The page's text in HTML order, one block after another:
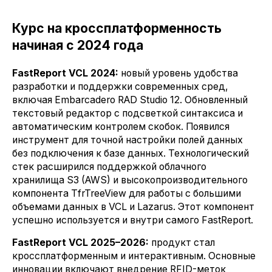
Курс на кроссплатформенность
начиная с 2024 года
FastReport VCL 2024: новый уровень удобства
разработки и поддержки современных сред,
включая Embarcadero RAD Studio 12. Обновленный
текстовый редактор с подсветкой синтаксиса и
автоматическим контролем скобок. Появился
инструмент для точной настройки полей данных
без подключения к базе данных. Технологический
стек расширился поддержкой облачного
хранилища S3 (AWS) и высокопроизводительного
компонента TfrTreeView для работы с большими
объемами данных в VCL и Lazarus. Этот компонент
успешно используется и внутри самого FastReport.
FastReport VCL 2025–2026: продукт стал
кроссплатформенным и интерактивным. Основные
инновации включают внедрение RFID-меток